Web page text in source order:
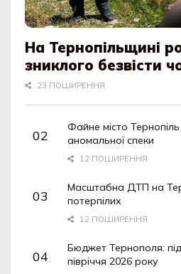
На Тернопільщині
зниклого безвісти
23 ПОШИРЕННЯ
Файне місто
аномальної спеки
12 ПОШИРЕННЯ
Масштабна ДТП на
потерпілих
12 ПОШИРЕННЯ
Бюджет Тернополя:
півріччя 2026 року